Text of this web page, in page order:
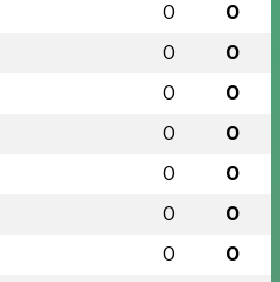
0 0
0 0
0 0
0 0
0 0
0 0
0 0